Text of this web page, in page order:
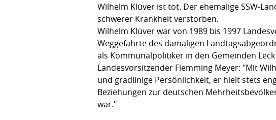
Wilhelm Klüver ist tot. Der ehemalige SSW-
schwerer Krankheit verstorben.
Wilhelm Klüver war von 1989 bis 1997
Weggefährte des damaligen
als Kommunalpolitiker in den Gemeinden
Landesvorsitzender Flemming Meyer: "Mit
und gradlinige Persönlichkeit, er hielt stets
Beziehungen zur deutschen
war."